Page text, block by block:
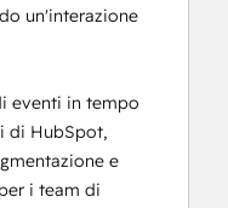
un'interazione
eventi in tempo
di HubSpot,
e
i team di